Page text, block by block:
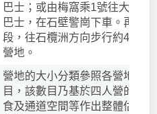
巴士；或由梅窩乘1號往大澳或
巴士，在石壁警崗下車。再沿
段，往石欖洲方向步行約40分
營地。
營地的大小分類參照各營地的
目，該數目乃基於四人營的尺
食及通道空間等作出整體估算